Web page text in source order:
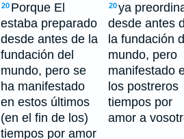
20 Porque El
estaba preparado
desde antes de la
fundación del
mundo, pero se
ha manifestado
en estos últimos
(en el fin de los)
tiempos por amor
20ya
desde antes
la fundación
mundo, pero
manifestado
los postreros
tiempos por
amor a